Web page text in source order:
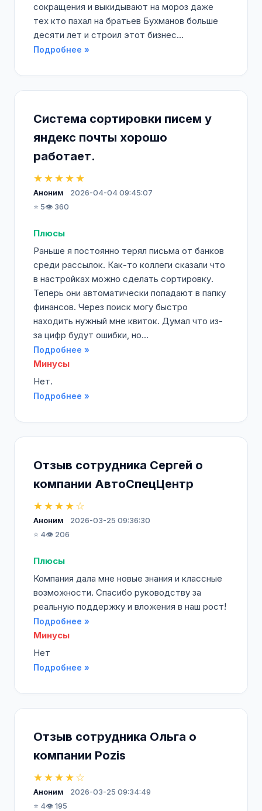
сокращения и выкидывают на мороз даже
тех кто пахал на братьев Бухманов больше
десяти лет и строил этот бизнес...
Подробнее »
Система сортировки писем у
яндекс почты хорошо
работает.
★★★★★
Аноним
2026-04-04 09:45:07
⭐ 5👁️ 360
Плюсы
Раньше я постоянно терял письма от банков
среди рассылок. Как-то коллеги сказали что
в настройках можно сделать сортировку.
Теперь они автоматически попадают в папку
финансов. Через поиск могу быстро
находить нужный мне квиток. Думал что из-
за цифр будут ошибки, но...
Подробнее »
Минусы
Нет.
Подробнее »
Отзыв сотрудника Сергей о
компании АвтоСпецЦентр
★★★★☆
Аноним
2026-03-25 09:36:30
⭐ 4👁️ 206
Плюсы
Компания дала мне новые знания и классные
возможности. Спасибо руководству за
реальную поддержку и вложения в наш рост!
Подробнее »
Минусы
Нет
Подробнее »
Отзыв сотрудника Ольга о
компании Pozis
★★★★☆
Аноним
2026-03-25 09:34:49
⭐ 4👁️ 195